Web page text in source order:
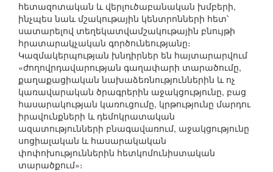
հետազոտական և վերլուծաբանական խմբերի,
ինչպես նաև մշակութային կենտրոնների հետ՝
սատարելով տեղեկատվամշակութային բնույթի
հրատարակչական գործունեությանը։
Կազմակերպության խնդիրներ են հայտարարվում
«ժողովրդավարության գաղափարի տարածումը,
քաղաքացիական նախաձեռնություններին և ոչ
կառավարական ծրագրերին աջակցությունը, բաց
հասարակության կառուցումը, կրթությունը մարդու
իրավունքների և դեմոկրատական
ազատությունների բնագավառում, աջակցությունը
սոցիալական և հասարակական
փոփոխություններին հետկոմունիստական
տարածքում»։